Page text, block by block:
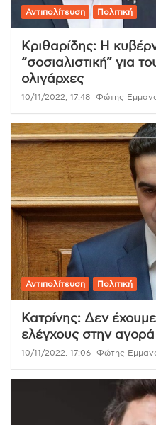
Αντιπολίτευση Πολιτική
Κριθαρίδης: Η
“σοσιαλιστική” για
ολιγάρχες
10/11/2022, 17:48 Φώτης
Αντιπολίτευση Πολιτική
Κατρίνης: Δεν
ελέγχους στην αγορά
10/11/2022, 17:06 Φώτης